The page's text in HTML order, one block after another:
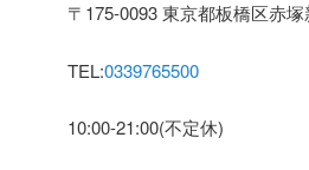
〒 175-0093東京都板橋区赤塚
TEL:0339765500
10:00-21:00(不定休)